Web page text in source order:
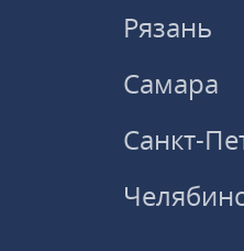
Рязань
Самара
Санкт-